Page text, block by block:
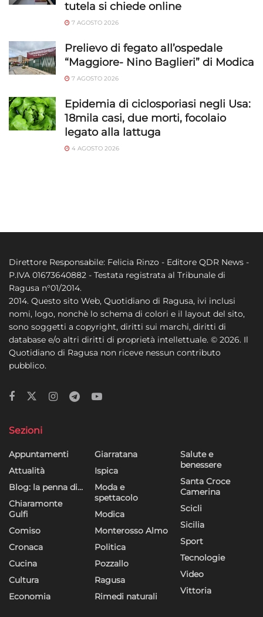
tutela si chiede online
7 AGOSTO 2026
Prelievo di fegato all’ospedale
“Maggiore- Nino Baglieri” di Modica
7 AGOSTO 2026
Epidemia di ciclosporiasi negli Usa:
18mila casi, due morti, focolaio
legato alla lattuga
4 AGOSTO 2026
Direttore Responsabile: Felicia Rinzo - Editore QDR News -
P.IVA 01673640882 - Testata registrata al Tribunale di
Ragusa n°01/2014.
2014. Questo sito Web, Quotidiano di Ragusa, ivi inclusi
nomi, logo, nonchè lo schema di colori e il layout del sito,
sono soggetti a copyright, diritti sui marchi, diritti di
database e/o altri diritti di proprietà intellettuale. © 2026. Il
Quotidiano di Ragusa non riceve nessun contributo
pubblico.
Sezioni
Appuntamenti
Attualità
Blog: la penna di…
Chiaramonte
Gulfi
Comiso
Cronaca
Cucina
Cultura
Economia
Giarratana
Ispica
Moda e
spettacolo
Modica
Monterosso Almo
Politica
Pozzallo
Ragusa
Rimedi naturali
Salute e
benessere
Santa Croce
Camerina
Scicli
Sicilia
Sport
Tecnologie
Video
Vittoria